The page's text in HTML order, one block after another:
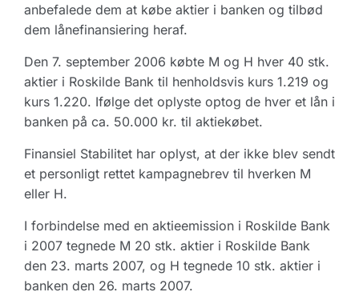
anbefalede dem at købe aktier i banken og tilbød
dem lånefinansiering heraf.
Den 7. september 2006 købte M og H hver 40 stk.
aktier i Roskilde Bank til henholdsvis kurs 1.219 og
kurs 1.220. Ifølge det oplyste optog de hver et lån i
banken på ca. 50.000 kr. til aktiekøbet.
Finansiel Stabilitet har oplyst, at der ikke blev sendt
et personligt rettet kampagnebrev til hverken M
eller H.
I forbindelse med en aktieemission i Roskilde Bank
i 2007 tegnede M 20 stk. aktier i Roskilde Bank
den 23. marts 2007, og H tegnede 10 stk. aktier i
banken den 26. marts 2007.